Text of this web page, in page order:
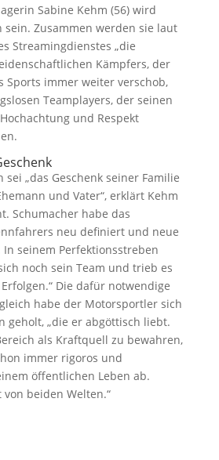
Sabine Kehm (56) wird
sein. Zusammen werden sie laut
Streamingdienstes „die
Kämpfers, der
Sports immer weiter verschob,
Teamplayers, der seinen
und Respekt
sei „das Geschenk seiner Familie
und Vater“, erklärt Kehm
Schumacher habe das
neu definiert und neue
seinem Perfektionsstreben
noch sein Team und trieb es
Die dafür notwendige
habe der Motorsportler sich
geholt, „die er abgöttisch liebt.
als Kraftquell zu bewahren,
immer rigoros und
öffentlichen Leben ab.
beiden Welten.“